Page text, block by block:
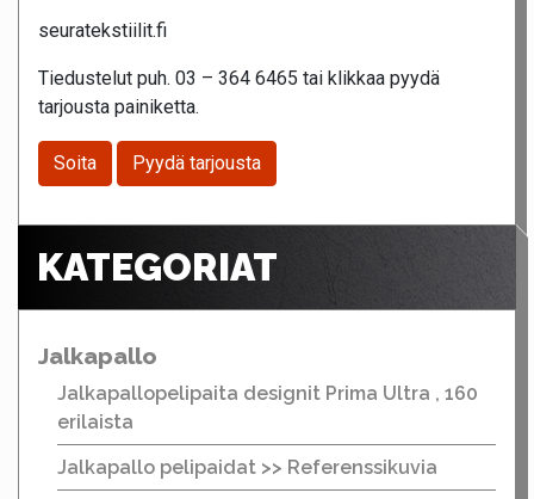
seuratekstiilit.fi
Tiedustelut puh. 03 – 364 6465 tai klikkaa pyydä
tarjousta painiketta.
Soita Pyydä tarjousta
KATEGORIAT
Jalkapallo
Jalkapallopelipaita designit Prima Ultra , 160
erilaista
Jalkapallo pelipaidat >> Referenssikuvia